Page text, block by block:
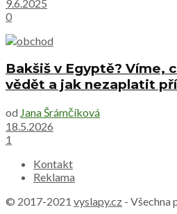
9.6.2025
0
Bakšiš v Egyptě? Víme,
vědět a jak nezaplatit
od Jana Šrámčíková
18.5.2026
1
Kontakt
Reklama
© 2017-2021 vyslapy.cz - Všechna